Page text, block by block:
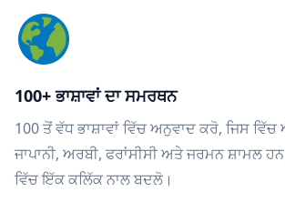
100+ ਭਾਸ਼ਾਵਾਂ ਦਾ ਸਮਰਥਨ
100 ਤੋਂ ਵੱਧ ਭਾਸ਼ਾਵਾਂ ਵਿੱਚ ਅਨੁਵਾਦ ਕਰੋ, ਜਿਸ ਵਿੱਚ
ਜਾਪਾਨੀ, ਅਰਬੀ, ਫਰਾਂਸੀਸੀ ਅਤੇ ਜਰਮਨ ਸ਼ਾਮਲ
ਵਿੱਚ ਇੱਕ ਕਲਿੱਕ ਨਾਲ ਬਦਲੋ।